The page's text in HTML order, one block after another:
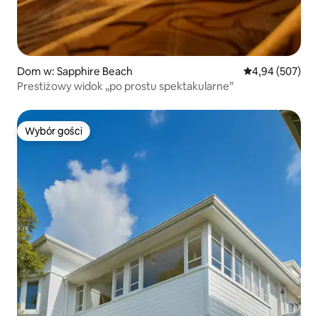
Dom w: Sapphire Beach Średnia
4,94 (507)
Prestiżowy widok „po prostu spektakularne”
Wybór gości
Wybór gości